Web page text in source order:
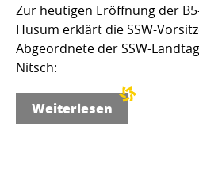
Zur heutigen Eröffnung der
Husum erklärt die SSW-
Abgeordnete der SSW-
Nitsch:
Weiterlesen